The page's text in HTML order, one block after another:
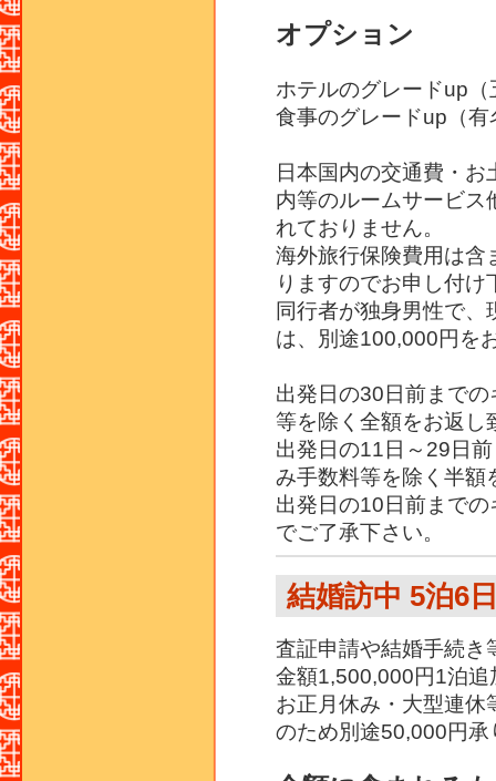
オプション
ホテルのグレードup
食事のグレードup（
日本国内の交通費・
内等のルームサービス
れておりません。
海外旅行保険費用は含
りますのでお申し付け
同行者が独身男性で
は、別途100,000円を
出発日の30日前まで
等を除く全額をお返し
出発日の11日～29日
み手数料等を除く半額
出発日の10日前まで
でご了承下さい。
結婚訪中 5泊6
査証申請や結婚手続き
金額1,500,000円1泊
お正月休み・大型連休
のため別途50,000円承